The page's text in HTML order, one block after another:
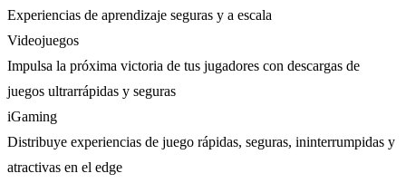
Experiencias de aprendizaje seguras y a escala
Videojuegos
Impulsa la próxima victoria de tus jugadores con descargas de
juegos ultrarrápidas y seguras
iGaming
Distribuye experiencias de juego rápidas, seguras, ininterrumpidas y
atractivas en el edge